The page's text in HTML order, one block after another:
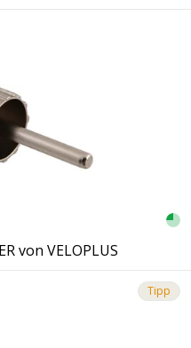
von VELOPLUS
Tipp